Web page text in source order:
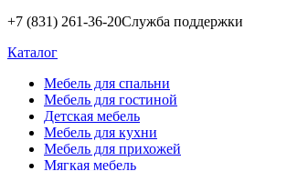
+7 (831) 261-36-20Служба поддержки
Каталог
Мебель для спальни
Мебель для гостиной
Детская мебель
Мебель для кухни
Мебель для прихожей
Мягкая мебель